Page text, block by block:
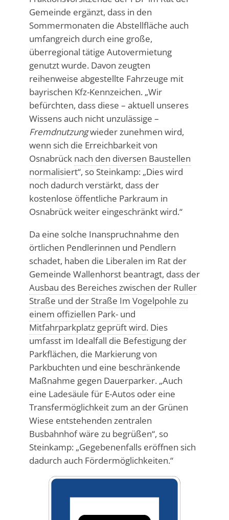
Gemeinde ergänzt, dass in den
Sommermonaten die Abstellfläche auch
umfangreich durch eine große,
überregional tätige Autovermietung
genutzt wurde. Davon zeugten
reihenweise abgestellte Fahrzeuge mit
bayrischen Kfz-Kennzeichen. „Wir
befürchten, dass diese – aktuell unseres
Wissens auch nicht unzulässige –
Fremdnutzungwieder zunehmen wird,
wenn sich die Erreichbarkeit von
Osnabrück nach den diversen Baustellen
normalisiert“, so Steinkamp: „Dies wird
noch dadurch verstärkt, dass der
kostenlose öffentliche Parkraum in
Osnabrück weiter eingeschränkt wird.“
Da eine solche Inanspruchnahme den
örtlichen Pendlerinnen und Pendlern
schadet, haben die Liberalen im Rat der
Gemeinde Wallenhorst beantragt, dass der
Ausbau des Bereiches zwischen der Ruller
Straße und der Straße Im Vogelpohle zu
einem offiziellen Park- und
Mitfahrparkplatz geprüft wird. Dies
umfasst im Idealfall die Befestigung der
Parkflächen, die Markierung von
Parkbuchten und eine beschränkende
Maßnahme gegen Dauerparker. „Auch
eine Ladesäule für E-Autos oder eine
Transfermöglichkeit zum an der Grünen
Wiese entstehenden zentralen
Busbahnhof wäre zu begrüßen“, so
Steinkamp: „Gegebenenfalls eröffnen sich
dadurch auch Fördermöglichkeiten.“